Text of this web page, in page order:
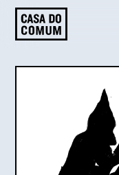
Saltar
para